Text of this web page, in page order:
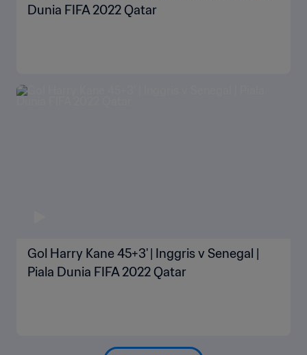
Dunia FIFA 2022 Qatar
Gol Harry Kane 45+3' | Inggris v Senegal |
Piala Dunia FIFA 2022 Qatar